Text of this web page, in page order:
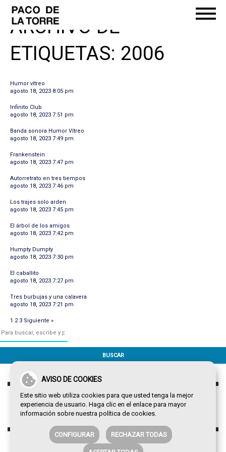
AVISO DE COOKIES
Este sitio web utiliza cookies para que usted tenga la mejor
experiencia de usuario. Haga clic en el enlace para mayor
información sobre nuestra política de cookies.
CONFIGURAR RECHAZAR TODAS
ARCHIVO DE
ETIQUETAS: 2006
Humor vítreo
agosto 18, 2023 8:05 pm
Infinito Club
agosto 18, 2023 7:51 pm
Banda sonora Humor Vítreo
agosto 18, 2023 7:49 pm
Frankenstein
agosto 18, 2023 7:47 pm
Autorretrato en tres tiempos
agosto 18, 2023 7:46 pm
Los trajes solo arden
agosto 18, 2023 7:45 pm
El árbol de los amigos
agosto 18, 2023 7:42 pm
Humpty Dumpty
agosto 18, 2023 7:30 pm
El caballito
agosto 18, 2023 7:27 pm
Tres burbujas y una calavera
agosto 18, 2023 7:21 pm
1 2 3 Siguiente »
BUSCAR